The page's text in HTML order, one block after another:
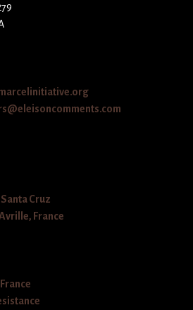
Cruz
France